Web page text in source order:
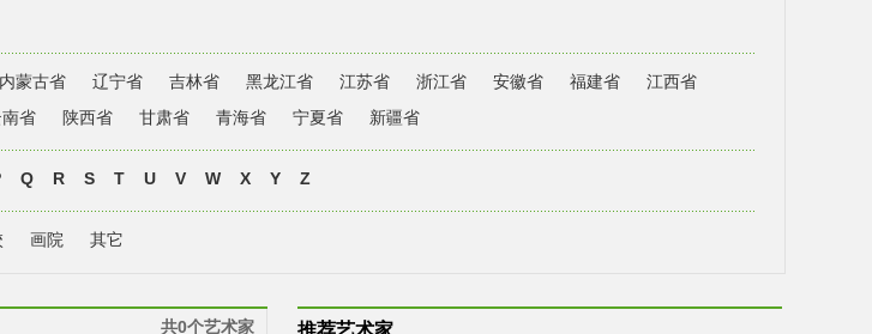
内蒙古省 辽宁省 吉林省 黑龙江省 江苏省 浙江省 安徽省 福建省
江西省
省 陕西省 甘肃省 青海省 宁夏省 新疆省
Q R S T U V W X Y Z
画院 其它
共0个艺术家 推荐艺术家